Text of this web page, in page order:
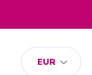
EUR